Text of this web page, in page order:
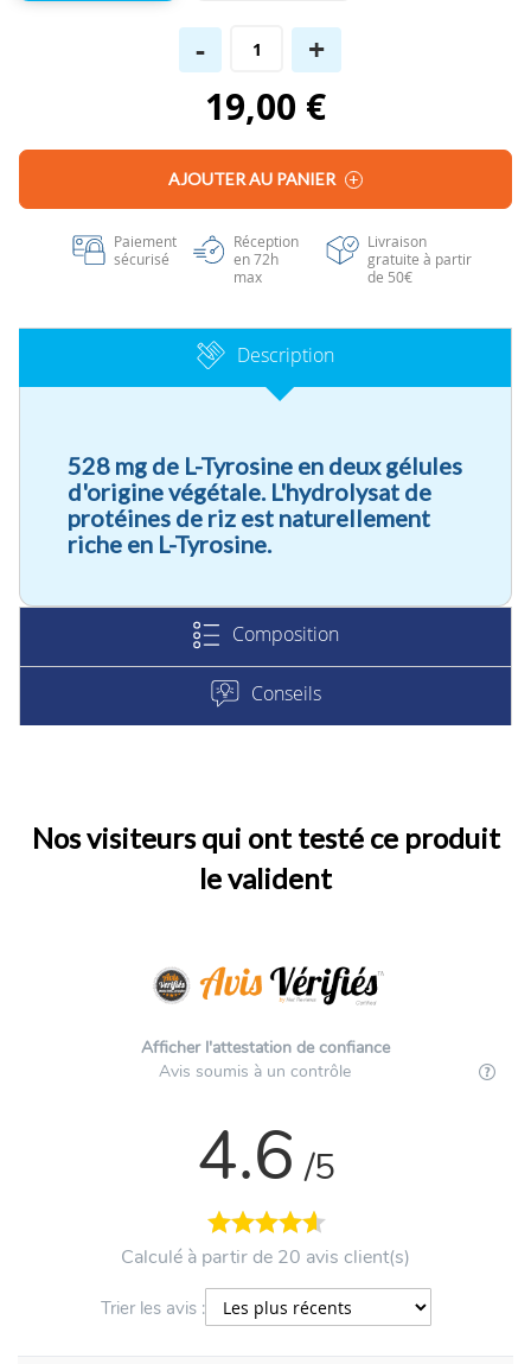
- +
19,00 €
AJOUTER AU PANIER
Paiement
sécurisé
Réception
en 72h
max
Livraison
gratuite à partir
de 50€
Description
528 mg de L-Tyrosine en deux gélules
d'origine végétale. L'hydrolysat de
protéines de riz est naturellement
riche en L-Tyrosine.
Composition
Conseils
Nos visiteurs qui ont testé ce produit
le valident
Afficher l'attestation de confiance
Avis soumis à un contrôle
4.6 /5
Calculé à partir de 20 avis client(s)
Trier les avis :